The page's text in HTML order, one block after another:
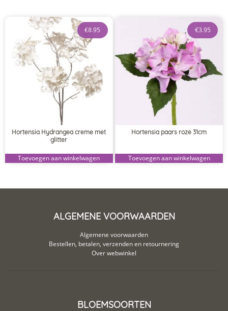
Hortensia Hydrangea creme met
glitter
€8.95
Toevoegen aan winkelwagen
Hortensia paars roze 31cm
€3.95
Toevoegen aan winkelwagen
ALGEMENE VOORWAARDEN
Algemene voorwaarden
Bestellen, betalen, verzenden en retournering
Over webwinkel
BLOEMSOORTEN